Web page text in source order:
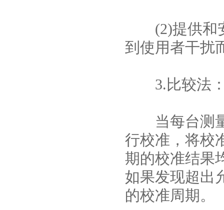
(2)提供和安
到使用者干扰
3.比较法
当每台测量
行校准，将校
期的校准结果
如果发现超出
的校准周期。